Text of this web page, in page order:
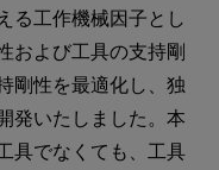
る工作機械因子とし
および工具の支持剛
剛性を最適化し、独
発いたしました。本
具でなくても、工具